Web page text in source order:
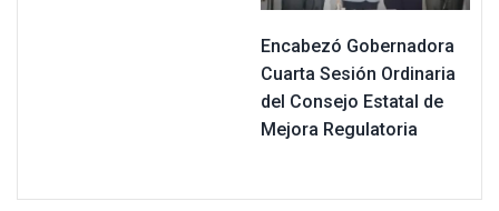
Encabezó Gobernadora
Cuarta Sesión Ordinaria
del Consejo Estatal de
Mejora Regulatoria